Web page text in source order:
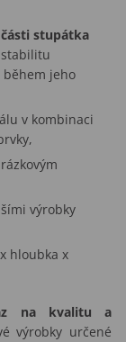
stupátka
během jeho
v kombinaci
výrobky
hloubka x
na kvalitu a
výrobky určené